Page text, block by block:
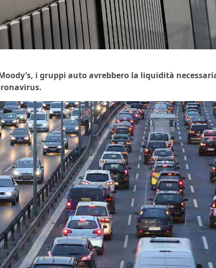
i gruppi auto avrebbero la liquidità